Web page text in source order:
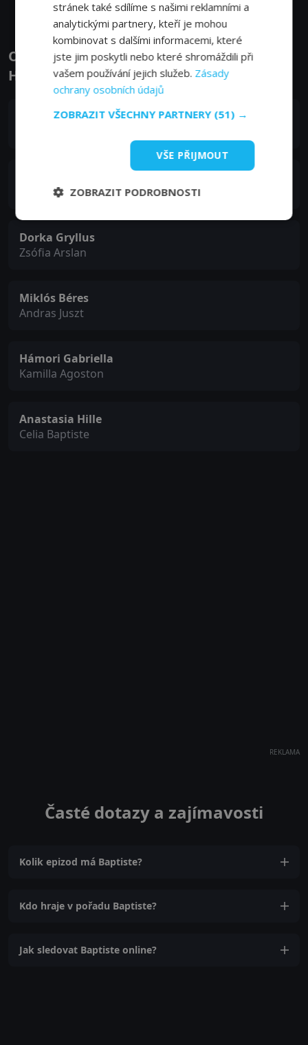
Obsazení filmu nebo pořadu Baptiste -
Herci a tvůrci
Tchéky Karyo
Emma Chambers
Dorka Gryllus
Zsófia Arslan
Miklós Béres
Andras Juszt
Hámori Gabriella
Kamilla Agoston
Anastasia Hille
Celia Baptiste
REKLAMA
Časté dotazy a zajímavosti
Kolik epizod má Baptiste?
Kdo hraje v pořadu Baptiste?
Jak sledovat Baptiste online?
stránek také sdílíme s našimi reklamními a
analytickými partnery, kteří je mohou
kombinovat s dalšími informacemi, které
jste jim poskytli nebo které shromáždili při
vašem používání jejich služeb. Zásady
ochrany osobních údajů
ZOBRAZIT VŠECHNY PARTNERY (51) →
VŠE PŘIJMOUT
ZOBRAZIT PODROBNOSTI